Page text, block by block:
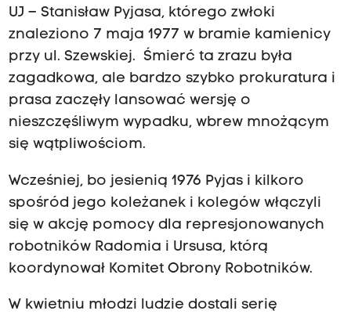
UJ – Stanisław Pyjasa, którego zwłoki
znaleziono 7 maja 1977 w bramie kamienicy
przy ul. Szewskiej. Śmierć ta zrazu była
zagadkowa, ale bardzo szybko prokuratura i
prasa zaczęły lansować wersję o
nieszczęśliwym wypadku, wbrew mnożącym
się wątpliwościom.
Wcześniej, bo jesienią 1976 Pyjas i kilkoro
spośród jego koleżanek i kolegów włączyli
się w akcję pomocy dla represjonowanych
robotników Radomia i Ursusa, którą
koordynował Komitet Obrony Robotników.
W kwietniu młodzi ludzie dostali serię